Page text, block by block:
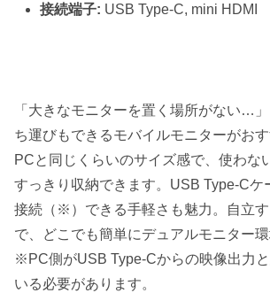
接続端子: USB Type-C, mini HDMI
「大きなモニターを置く場所がない…
ち運びもできるモバイルモニターがお
PCと同じくらいのサイズ感で、使わな
すっきり収納できます。USB Type-Cケ
接続（※）できる手軽さも魅力。自立
で、どこでも簡単にデュアルモニター環
※PC側がUSB Type-Cからの映像出力
いる必要があります。